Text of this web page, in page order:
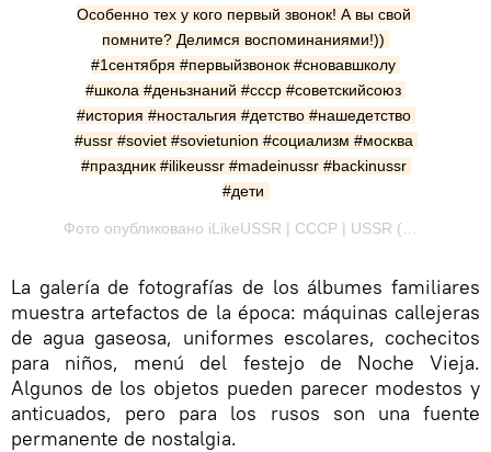
Особенно тех у кого первый звонок! А вы свой
помните? Делимся воспоминаниями!))
#1сентября #первыйзвонок #сновавшколу
#школа #деньзнаний #ссср #советскийсоюз
#история #ностальгия #детство #нашедетство
#ussr #soviet #sovietunion #социализм #москва
#праздник #ilikeussr #madeinussr #backinussr
#дети
La galería de fotografías de los álbumes familiares
muestra artefactos de la época: máquinas callejeras
de agua gaseosa, uniformes escolares, cochecitos
para niños, menú del festejo de Noche Vieja.
Algunos de los objetos pueden parecer modestos y
anticuados, pero para los rusos son una fuente
permanente de nostalgia.